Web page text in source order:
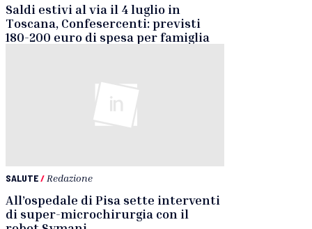
Saldi estivi al via il 4 luglio in
Toscana, Confesercenti: previsti
180-200 euro di spesa per famiglia
SALUTE/ Redazione
All’ospedale di Pisa sette interventi
di super-microchirurgia con il